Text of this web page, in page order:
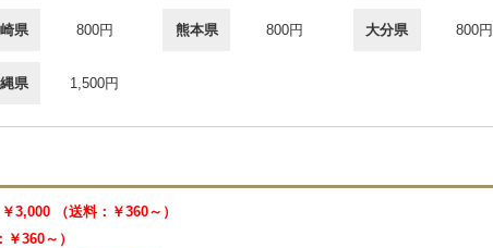
県 800円 熊本県 800円 大分県 800円
県 1,500円
￥3,000 （送料：￥360～）
360～）